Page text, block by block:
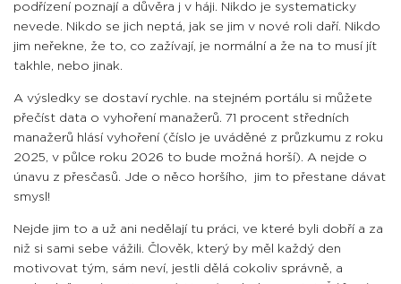
podřízení poznají a důvěra j v háji. Nikdo je systematicky
nevede. Nikdo se jich neptá, jak se jim v nové roli daří. Nikdo
jim neřekne, že to, co zažívají, je normální a že na to musí jít
takhle, nebo jinak.
A výsledky se dostaví rychle. na stejném portálu si můžete
přečíst data o vyhoření manažerů. 71 procent středních
manažerů hlásí vyhoření (číslo je uváděné z průzkumu z roku
2025, v půlce roku 2026 to bude možná horší). A nejde o
únavu z přesčasů. Jde o něco horšího, jim to přestane dávat
smysl!
Nejde jim to a už ani nedělají tu práci, ve které byli dobří a za
niž si sami sebe vážili. Člověk, který by měl každý den
motivovat tým, sám neví, jestli dělá cokoliv správně, a